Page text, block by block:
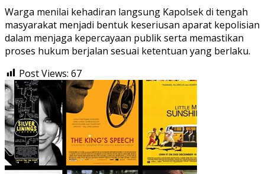
Warga menilai kehadiran langsung Kapolsek di tengah
masyarakat menjadi bentuk keseriusan aparat kepolisian
dalam menjaga kepercayaan publik serta memastikan
proses hukum berjalan sesuai ketentuan yang berlaku.
Post Views: 67